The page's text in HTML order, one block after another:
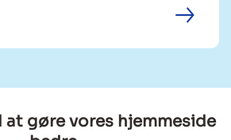
gøre vores hjemmeside